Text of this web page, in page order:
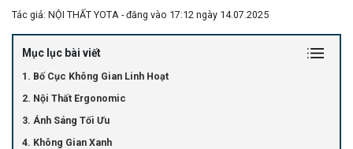
Tác giả: NỘI THẤT YOTA - đăng vào 17:12 ngày 14.07.2025
Mục lục bài viết
1. Bố Cục Không Gian Linh Hoạt
2. Nội Thất Ergonomic
3. Ánh Sáng Tối Ưu
4. Không Gian Xanh